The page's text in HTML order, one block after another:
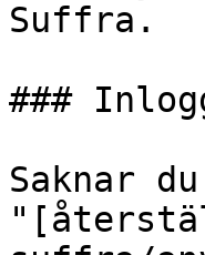
Suffra.
###
Saknar